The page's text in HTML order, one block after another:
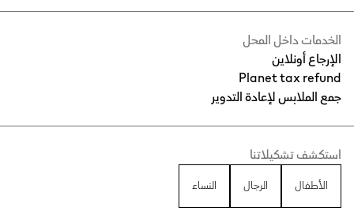
الخدمات داخل المحل
الإرجاع أونلاين
Planet tax refund
جمع الملابس لإعادة التدوير
استكشف تشكيلاتنا
الأطفال الرجال النساء